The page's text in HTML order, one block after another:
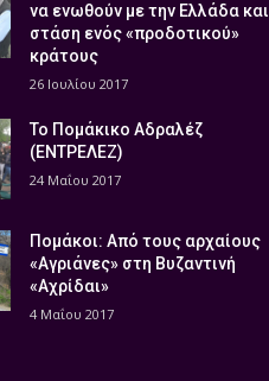
να ενωθούν με την Ελλάδα και
στάση ενός «προδοτικού»
κράτους
26 Ιουλίου 2017
Το Πομάκικο Αδραλέζ
(ΕΝΤΡΕΛΕΖ)
24 Μαΐου 2017
Πομάκοι: Από τους αρχαίους
«Αγριάνες» στη Βυζαντινή
«Αχρίδαι»
4 Μαΐου 2017